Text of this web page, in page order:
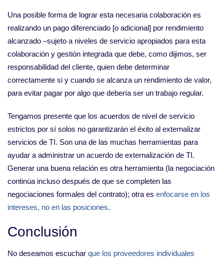
Una posible forma de lograr esta necesaria colaboración es
realizando un pago diferenciado [o adicional] por rendimiento
alcanzado –sujeto a niveles de servicio apropiados para esta
colaboración y gestión integrada que debe, como dijimos, ser
responsabilidad del cliente, quien debe determinar
correctamente si y cuando se alcanza un rendimiento de valor,
para evitar pagar por algo que debería ser un trabajo regular.
Tengamos presente que los acuerdos de nivel de servicio
estrictos por sí solos no garantizarán el éxito al externalizar
servicios de TI. Son una de las muchas herramientas para
ayudar a administrar un acuerdo de externalización de TI.
Generar una buena relación es otra herramienta (la negociación
continúa incluso después de que se completen las
negociaciones formales del contrato); otra es enfocarse en los
intereses, no en las posiciones.
Conclusión
No deseamos escuchar que los proveedores individuales